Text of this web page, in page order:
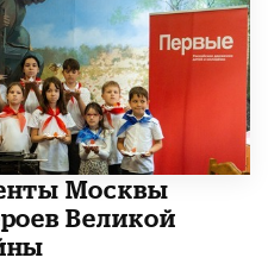
Москвы
Великой